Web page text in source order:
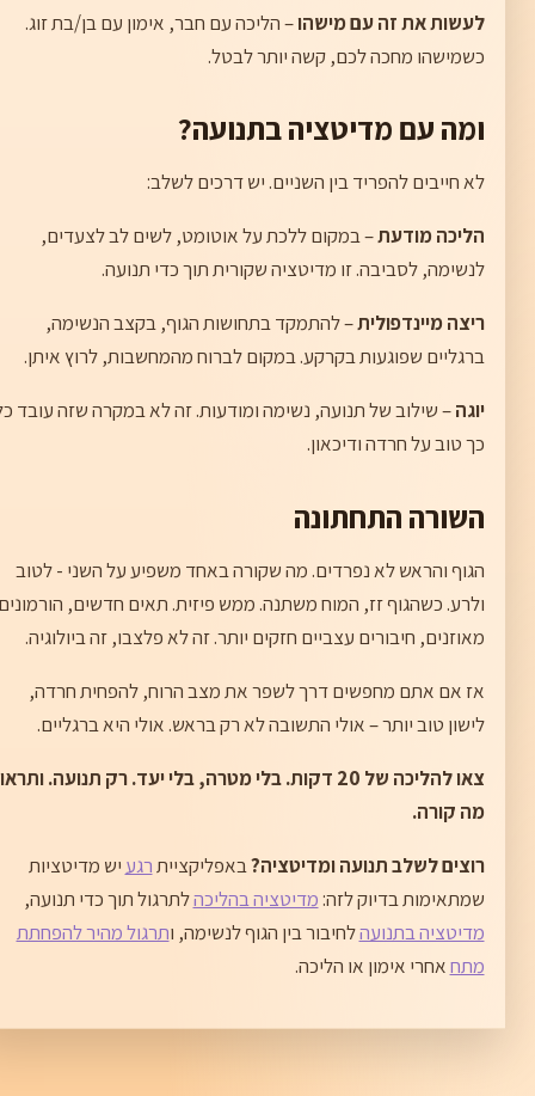
לעשות את זה עם מישהו– הליכה עם חבר, אימון עם בן/בת זוג.
כשמישהו מחכה לכם, קשה יותר לבטל.
ומה עם מדיטציה בתנועה?
לא חייבים להפריד בין השניים. יש דרכים לשלב:
הליכה מודעת– במקום ללכת על אוטומט, לשים לב לצעדים,
לנשימה, לסביבה. זו מדיטציה שקורית תוך כדי תנועה.
ריצה מיינדפולית– להתמקד בתחושות הגוף, בקצב הנשימה,
ברגליים שפוגעות בקרקע. במקום לברוח מהמחשבות, לרוץ איתן.
יוגה– שילוב של תנועה, נשימה ומודעות. זה לא במקרה שזה עובד
כך טוב על חרדה ודיכאון.
השורה התחתונה
הגוף והראש לא נפרדים. מה שקורה באחד משפיע על השני - לטוב
ולרע. כשהגוף זז, המוח משתנה. ממש פיזית. תאים חדשים,
מאוזנים, חיבורים עצביים חזקים יותר. זה לא פלצבו, זה ביולוגיה.
אז אם אתם מחפשים דרך לשפר את מצב הרוח, להפחית חרדה,
לישון טוב יותר – אולי התשובה לא רק בראש. אולי היא ברגליים.
צאו להליכה של 20 דקות. בלי מטרה, בלי יעד. רק תנועה. ותראו
מה קורה.
רוצים לשלב תנועה ומדיטציה?באפליקצייתרגע יש מדיטציות
שמתאימות בדיוק לזה: מדיטציה בהליכהלתרגול תוך כדי תנועה,
מדיטציה בתנועהלחיבור בין הגוף לנשימה, ותרגול מהיר להפחתת
מתחאחרי אימון או הליכה.